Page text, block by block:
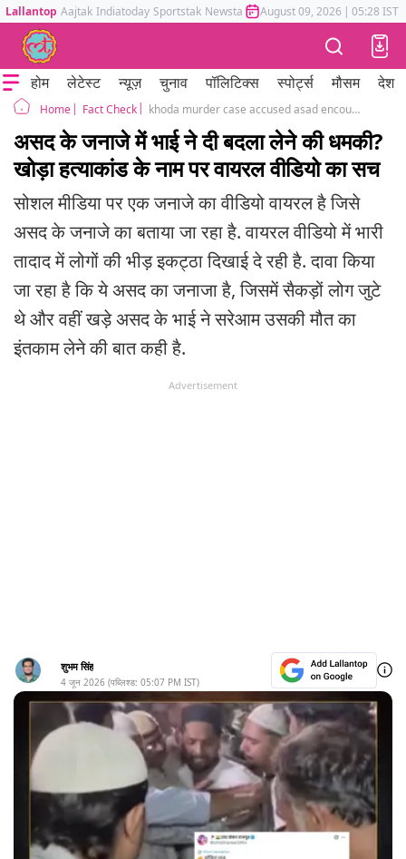
Lallantop Aajtak Indiatoday Sportstak Newstak Mumbai Tak Astrotak
August 09, 2026 | 05:28 IST
होम लेटेस्ट न्यूज़ चुनाव पॉलिटिक्स स्पोर्ट्स मौसम देश
Home Fact Check khoda murder case accused asad encounter funeral brother revenge viral video fake delhi welcome firing
असद के जनाजे में भाई ने दी बदला लेने की धमकी?
खोड़ा हत्याकांड के नाम पर वायरल वीडियो का सच
सोशल मीडिया पर एक जनाजे का वीडियो वायरल है जिसे
असद के जनाजे का बताया जा रहा है. वायरल वीडियो में भारी
तादाद में लोगों की भीड़ इकट्ठा दिखाई दे रही है. दावा किया
जा रहा है कि ये असद का जनाजा है, जिसमें सैकड़ों लोग जुटे
थे और वहीं खड़े असद के भाई ने सरेआम उसकी मौत का
इंतकाम लेने की बात कही है.
Advertisement
शुभम सिंह
4 जून 2026 (पब्लिश्ड: 05:07 PM IST)